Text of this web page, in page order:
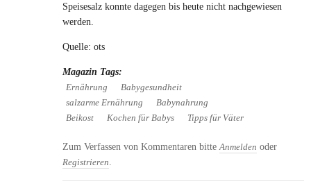
Speisesalz konnte dagegen bis heute nicht nachgewiesen
werden.
Quelle: ots
Magazin Tags:
Ernährung
Babygesundheit
salzarme Ernährung
Babynahrung
Beikost
Kochen für Babys Tipps für Väter
Zum Verfassen von Kommentaren bitte Anmelden oder
Registrieren